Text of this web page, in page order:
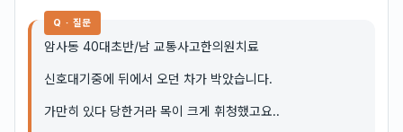
Q · 질문
암사동 40대초반/남 교통사고한의원치료
신호대기중에 뒤에서 오던 차가 박았습니다.
가만히 있다 당한거라 목이 크게 휘청했고요..